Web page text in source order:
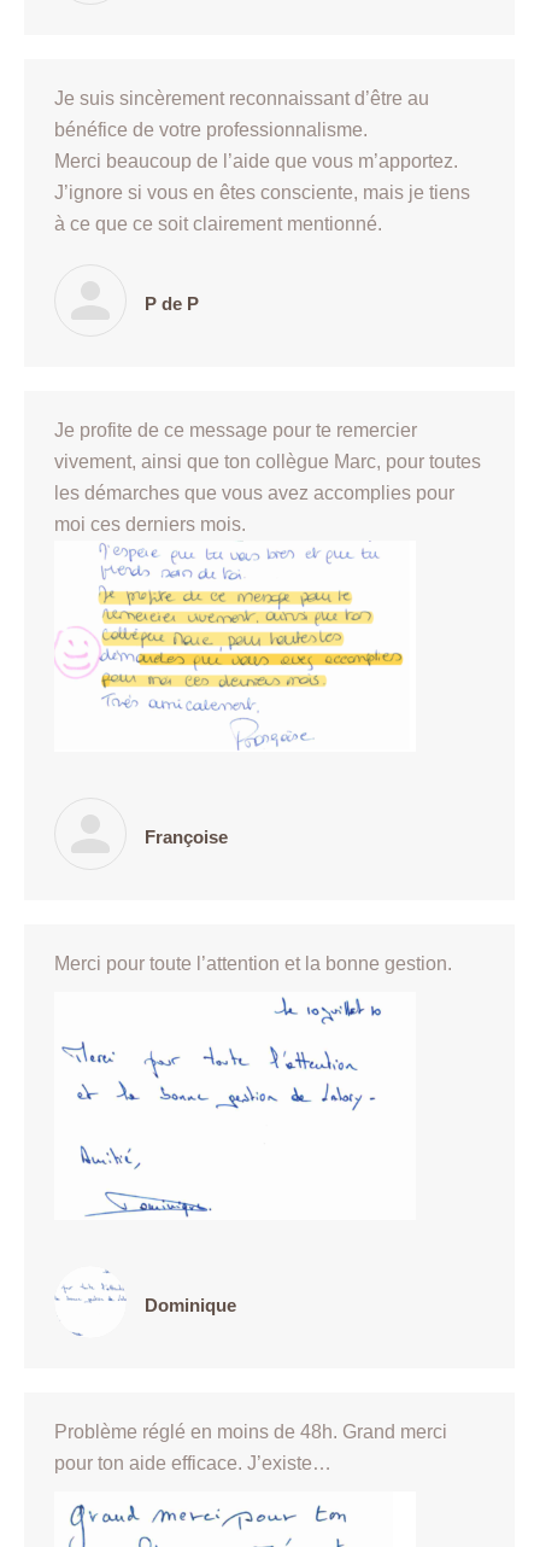
Je suis sincèrement reconnaissant d’être au
bénéfice de votre professionnalisme.
Merci beaucoup de l’aide que vous m’apportez.
J’ignore si vous en êtes consciente, mais je tiens
à ce que ce soit clairement mentionné.
P de P
Je profite de ce message pour te remercier
vivement, ainsi que ton collègue Marc, pour toutes
les démarches que vous avez accomplies pour
moi ces derniers mois.
Françoise
Merci pour toute l’attention et la bonne gestion.
Dominique
Problème réglé en moins de 48h. Grand merci
pour ton aide efficace. J’existe…